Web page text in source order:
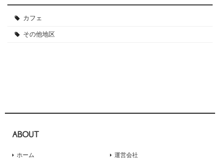
カフェ
その他地区
ABOUT
ホーム
運営会社